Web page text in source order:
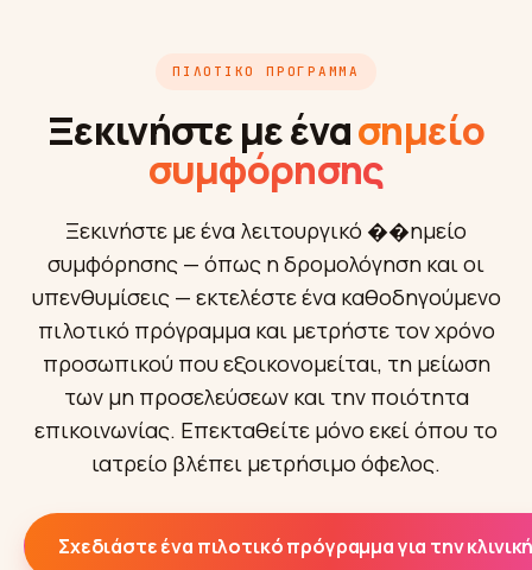
ΠΙΛΟΤΙΚΌ ΠΡΌΓΡΑΜΜΑ
Ξεκινήστε με ένασημείο
συμφόρησης
Ξεκινήστε με ένα λειτουργικό ��ημείο
συμφόρησης — όπως η δρομολόγηση και οι
υπενθυμίσεις — εκτελέστε ένα καθοδηγούμενο
πιλοτικό πρόγραμμα και μετρήστε τον χρόνο
προσωπικού που εξοικονομείται, τη μείωση
των μη προσελεύσεων και την ποιότητα
επικοινωνίας. Επεκταθείτε μόνο εκεί όπου το
ιατρείο βλέπει μετρήσιμο όφελος.
Σχεδιάστε ένα πιλοτικό πρόγραμμα για την